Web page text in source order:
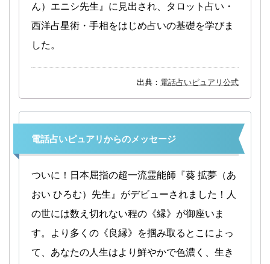
ん）エニシ先生』に見出され、タロット占い・
西洋占星術・手相をはじめ占いの基礎を学びま
した。
出典： 電話占いピュアリ公式
電話占いピュアリからのメッセージ
ついに！日本屈指の超一流霊能師『葵 拡夢（あ
おい ひろむ）先生』がデビューされました！人
の世には数え切れない程の《縁》が御座いま
す。より多くの《良縁》を掴み取るとこによっ
て、あなたの人生はより鮮やかで色濃く、生き